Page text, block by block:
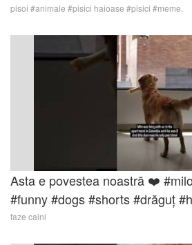
pisoi #animale #pisici haioase #pisici #meme.
Asta e povestea noastră ❤️
#funny #dogs #shorts #drăguț
faze caini